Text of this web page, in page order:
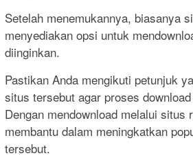
Setelah menemukannya, biasanya
menyediakan opsi untuk
diinginkan.
Pastikan Anda mengikuti petunjuk
situs tersebut agar proses
Dengan mendownload melalui situs
membantu dalam meningkatkan
tersebut.